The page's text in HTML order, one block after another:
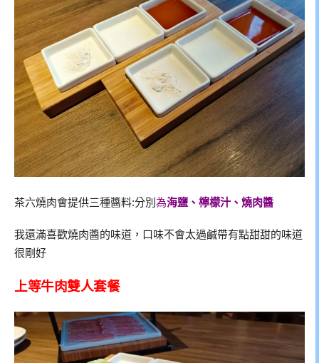
茶六燒肉會提供三種醬料:分別 為海鹽、檸檬汁、燒肉醬
我還滿喜歡燒肉醬的味道，口味不會太過鹹帶有點甜甜的味道
很剛好
上等牛肉雙人套餐